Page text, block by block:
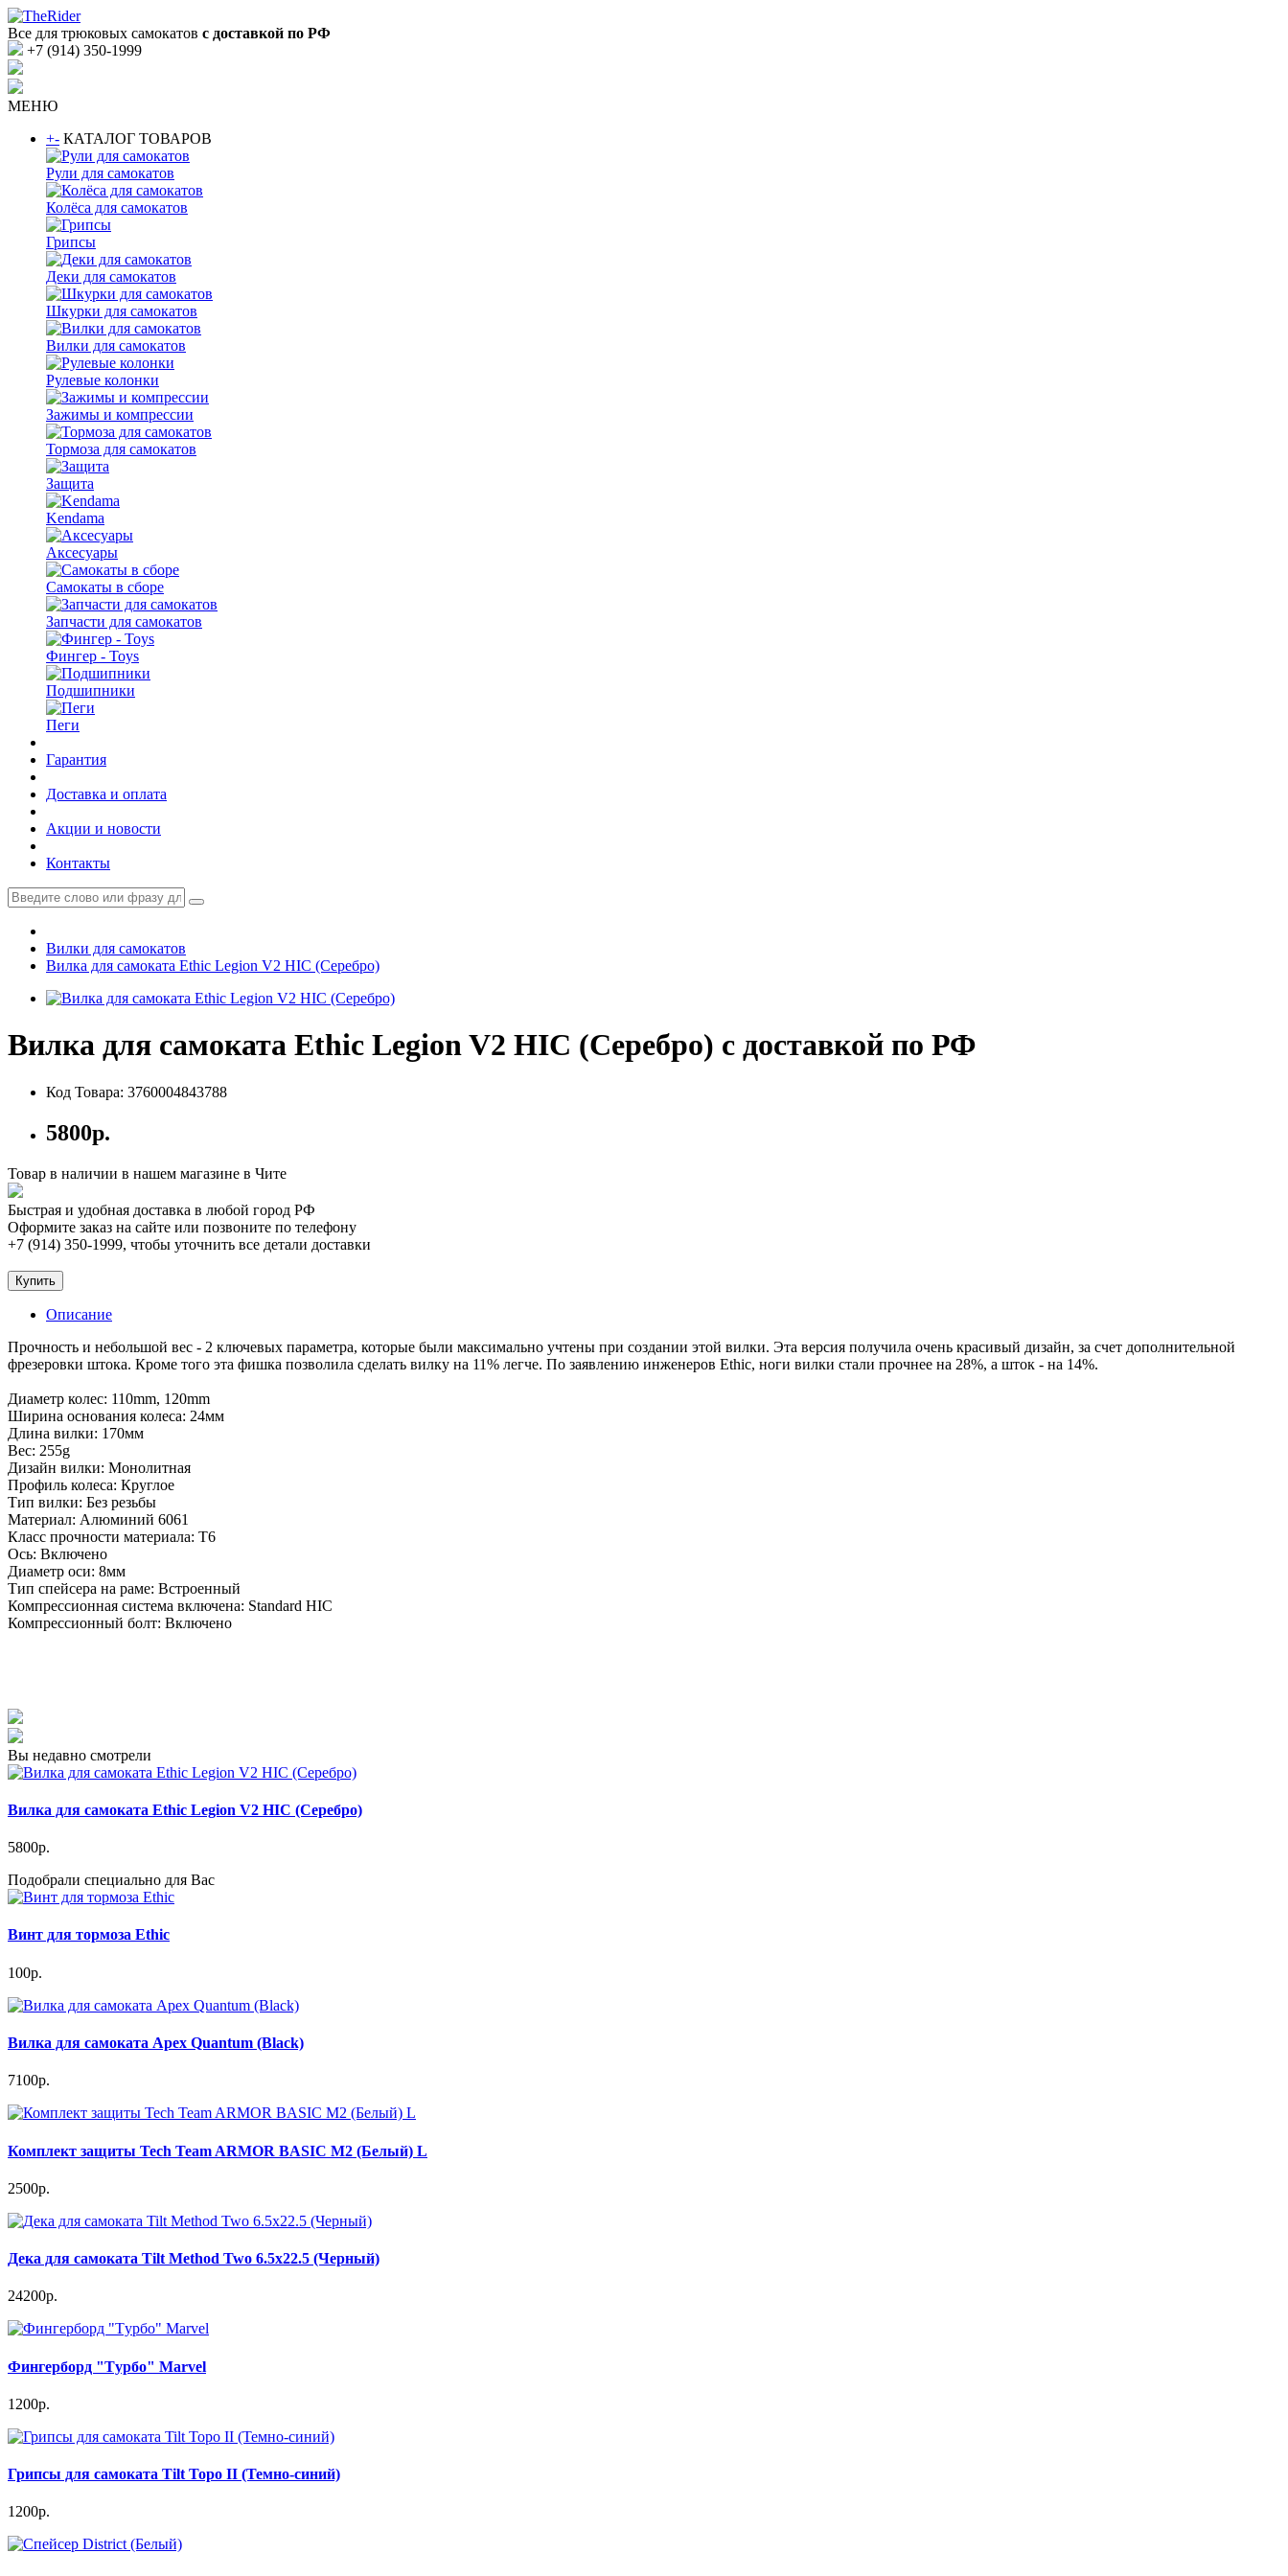
Все для трюковых самокатов с доставкой по РФ
+7 (914) 350-1999
МЕНЮ
+- КАТАЛОГ ТОВАРОВ
Рули для самокатов
Колёса для самокатов
Грипсы
Деки для самокатов
Шкурки для самокатов
Вилки для самокатов
Рулевые колонки
Зажимы и компрессии
Тормоза для самокатов
Защита
Kendama
Аксесуары
Самокаты в сборе
Запчасти для самокатов
Фингер - Toys
Подшипники
Пеги
Гарантия
Доставка и оплата
Акции и новости
Контакты
Вилки для самокатов
Вилка для самоката Ethic Legion V2 HIC (Серебро)
Вилка для самоката Ethic Legion V2 HIC (Серебро) с доставкой по РФ
Код Товара: 3760004843788
5800р.
Товар в наличии в нашем магазине в Чите
Быстрая и удобная доставка в любой город РФ
Оформите заказ на сайте или позвоните по телефону
+7 (914) 350-1999, чтобы уточнить все детали доставки
Купить
Описание
Прочность и небольшой вес - 2 ключевых параметра, которые были максимально учтены при создании этой вилки. Эта версия получила очень красивый дизайн, за счет дополнительной
фрезеровки штока. Кроме того эта фишка позволила сделать вилку на 11% легче. По заявлению инженеров Ethic, ноги вилки стали прочнее на 28%, а шток - на 14%.
Диаметр колес: 110mm, 120mm
Ширина основания колеса: 24мм
Длина вилки: 170мм
Вес: 255g
Дизайн вилки: Монолитная
Профиль колеса: Круглое
Тип вилки: Без резьбы
Материал: Алюминий 6061
Класс прочности материала: T6
Ось: Включено
Диаметр оси: 8мм
Тип спейсера на раме: Встроенный
Компрессионная система включена: Standard HIC
Компрессионный болт: Включено
Вы недавно смотрели
Вилка для самоката Ethic Legion V2 HIC (Серебро)
5800р.
Подобрали специально для Вас
Винт для тормоза Ethic
100р.
Вилка для самоката Apex Quantum (Black)
7100р.
Комплект защиты Tech Team ARMOR BASIC M2 (Белый) L
2500р.
Дека для самоката Tilt Method Two 6.5x22.5 (Черный)
24200р.
Фингерборд "Tурбо" Marvel
1200р.
Грипсы для самоката Tilt Topo II (Темно-синий)
1200р.